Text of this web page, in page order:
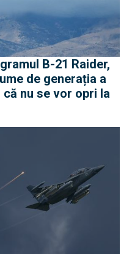
B-21 Raider,
de generația a
că nu se vor opri la